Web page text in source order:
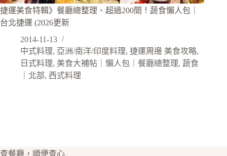
捷運美食特輯》餐廳總整理、超過200間！蔬食懶人包｜
台北捷運 (2026更新
2014-11-13
中式料理, 亞洲/南洋/印度料理, 捷運周邊 美食攻略,
日式料理, 美食大補帖｜懶人包｜餐廳總整理, 蔬食
｜北部, 西式料理
查餐廳，順便查心